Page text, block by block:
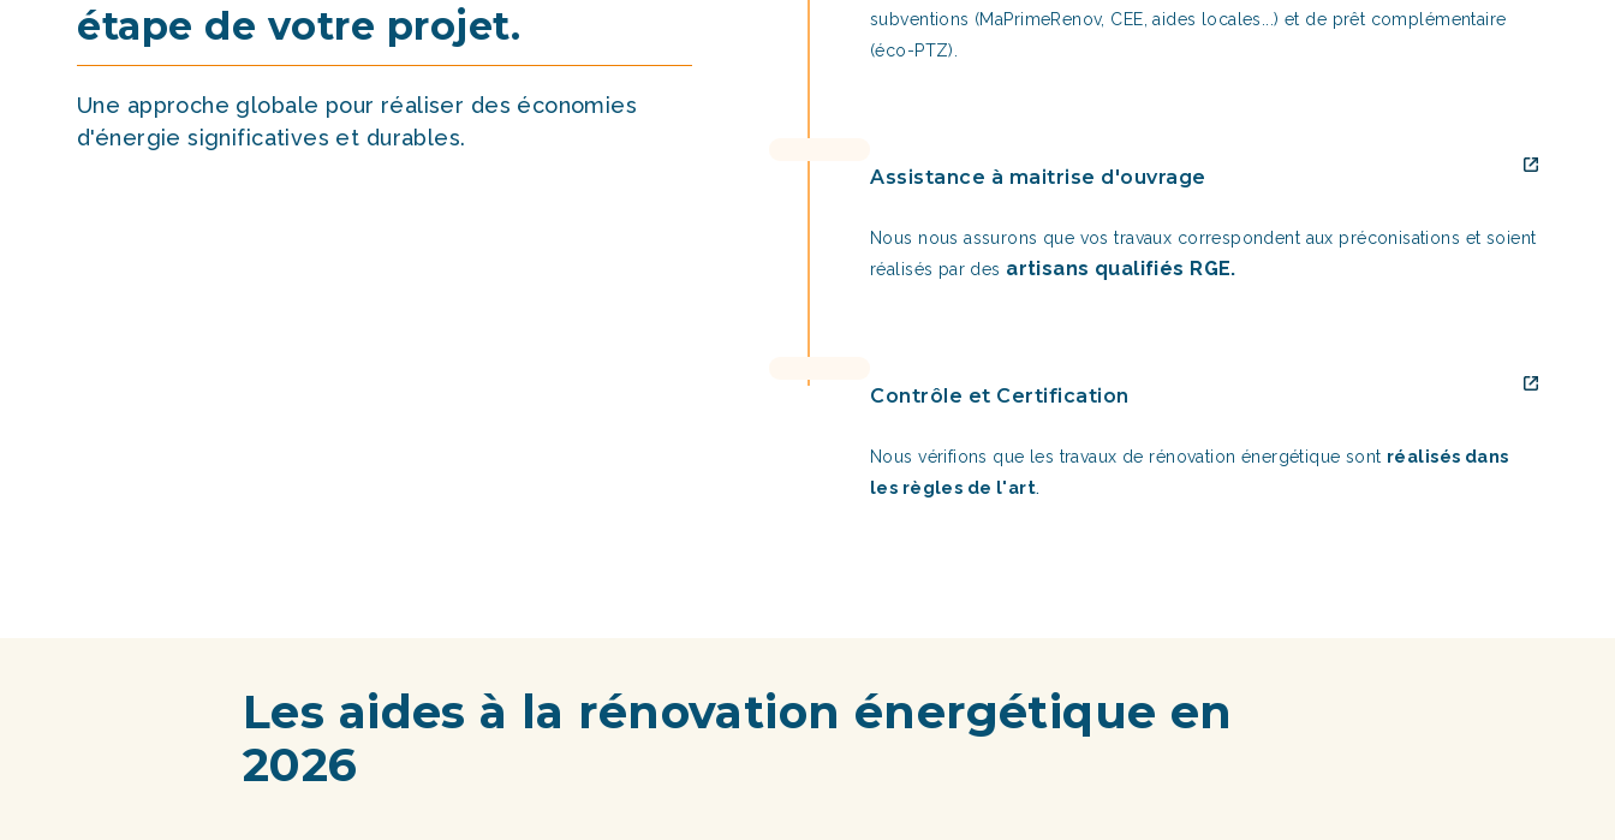
étape de votre projet.
Une approche globale pour réaliser des économies
d'énergie significatives et durables.
subventions (MaPrimeRenov, CEE, aides locales...) et de prêt complémentaire
(éco-PTZ).
Assistance à maitrise d'ouvrage
Nous nous assurons que vos travaux correspondent aux préconisations et soient
réalisés par des artisans qualifiés RGE.
Contrôle et Certification
Nous vérifions que les travaux de rénovation énergétique sont réalisés dans
les règles de l'art.
Les aides à la rénovation énergétique en
2026